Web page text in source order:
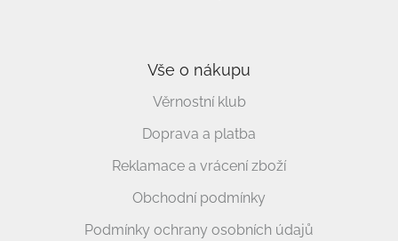
Vše o nákupu
Věrnostní klub
Doprava a platba
Reklamace a vrácení zboží
Obchodní podmínky
Podmínky ochrany osobních údajů